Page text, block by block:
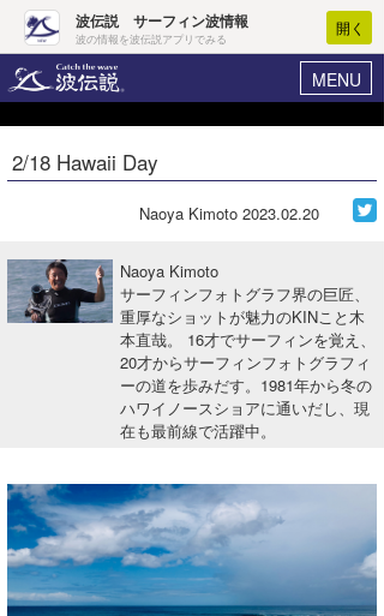
波伝説 サーフィン波情報
波の情報を波伝説アプリでみる
開く
MENU
ヘルプ マイホーム
ログイン
波情報･概況
WAVE HUNTER波予想ツール
会員メニュー
今月のプレゼント
2/18 Hawaii Day
Naoya Kimoto 2023.02.20
Naoya Kimoto
サーフィンフォトグラフ界の巨匠、
重厚なショットが魅力のKINこと木
本直哉。 16才でサーフィンを覚え、
20才からサーフィンフォトグラフィ
ーの道を歩みだす。1981年から冬の
ハワイノースショアに通いだし、現
在も最前線で活躍中。
Core Surf Japan
ファッション/グッズ
アート＆エンタメ
ショップ情報
湘南
千葉北
ウラナミ
お知らせ
その他